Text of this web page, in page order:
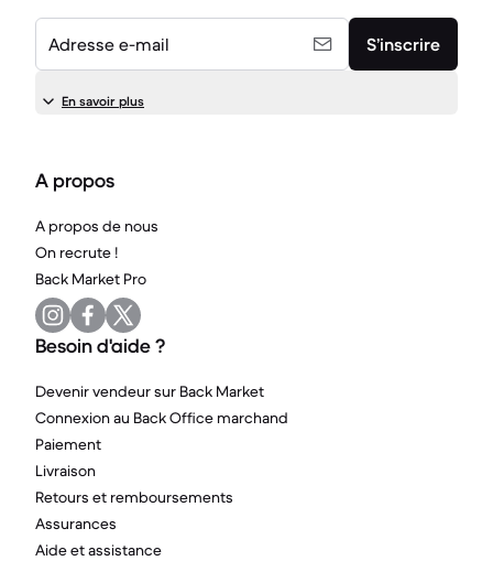
Adresse e-mail S’inscrire
En savoir plus
A propos
A propos de nous
On recrute !
Back Market Pro
Besoin d'aide ?
Devenir vendeur sur Back Market
Connexion au Back Office marchand
Paiement
Livraison
Retours et remboursements
Assurances
Aide et assistance